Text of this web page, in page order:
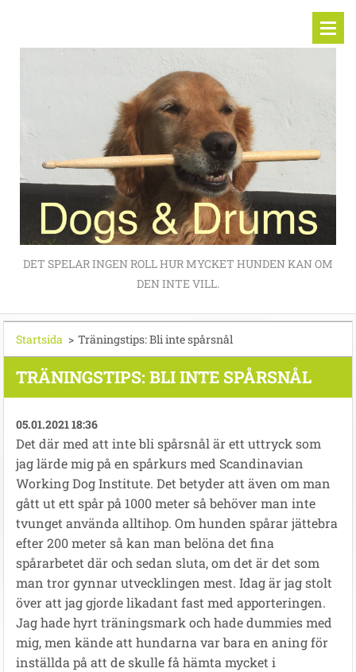
DET SPELAR INGEN ROLL HUR MYCKET HUNDEN KAN OM
DEN INTE VILL.
Startsida > Träningstips: Bli inte spårsnål
TRÄNINGSTIPS: BLI INTE SPÅRSNÅL
05.01.2021 18:36
Det där med att inte bli spårsnål är ett uttryck som
jag lärde mig på en spårkurs med Scandinavian
Working Dog Institute. Det betyder att även om man
gått ut ett spår på 1000 meter så behöver man inte
tvunget använda alltihop. Om hunden spårar jättebra
efter 200 meter så kan man belöna det fina
spårarbetet där och sedan sluta, om det är det som
man tror gynnar utvecklingen mest. Idag är jag stolt
över att jag gjorde likadant fast med apporteringen.
Jag hade hyrt träningsmark och hade dummies med
mig, men kände att hundarna var bara en aning för
inställda på att de skulle få hämta mycket i